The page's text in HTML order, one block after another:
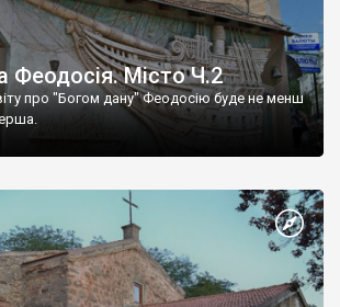
Феодосія. Місто Ч.2
про "Богом дану" Феодосію буде не менш